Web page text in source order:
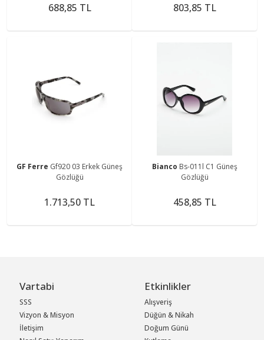
688,85 TL 803,85 TL
GF Ferre Gf920 03 Erkek Güneş
Gözlüğü
1.713,50 TL
Bianco Bs-011l C1 Güneş
Gözlüğü
458,85 TL
Vartabi
SSS
Vizyon & Misyon
İletişim
Etkinlikler
Alışveriş
Düğün & Nikah
Doğum Günü